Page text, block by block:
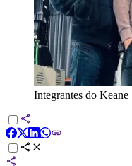
Integrantes do Keane